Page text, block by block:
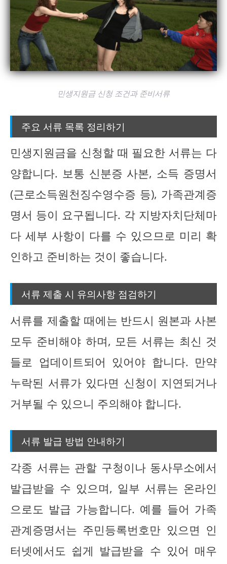
민생지원금 신청 조건과 준비서류
주요 서류 목록 정리하기
민생지원금을 신청할 때 필요한 서류는 다
양합니다. 보통 신분증 사본, 소득 증명서
(근로소득원천징수영수증 등), 가족관계증
명서 등이 요구됩니다. 각 지방자치단체마
다 세부 사항이 다를 수 있으므로 미리 확
인하고 준비하는 것이 좋습니다.
서류 제출 시 유의사항 점검하기
서류를 제출할 때에는 반드시 원본과 사본
모두 준비해야 하며, 모든 서류는 최신 것
들로 업데이트되어 있어야 합니다. 만약
누락된 서류가 있다면 신청이 지연되거나
거부될 수 있으니 주의해야 합니다.
서류 발급 방법 안내하기
각종 서류는 관할 구청이나 동사무소에서
발급받을 수 있으며, 일부 서류는 온라인
으로도 발급 가능합니다. 예를 들어 가족
관계증명서는 주민등록번호만 있으면 인
터넷에서도 쉽게 발급받을 수 있어 매우